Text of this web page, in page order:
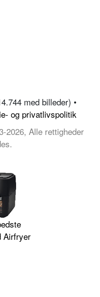
med billeder) •
og privatlivspolitik
2026, Alle rettigheder
Airfryer